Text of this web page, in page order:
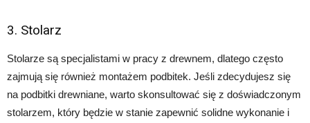
3. Stolarz
Stolarze są specjalistami w pracy z drewnem, dlatego często
zajmują się również montażem podbitek. Jeśli zdecydujesz się
na podbitki drewniane, warto skonsultować się z doświadczonym
stolarzem, który będzie w stanie zapewnić solidne wykonanie i